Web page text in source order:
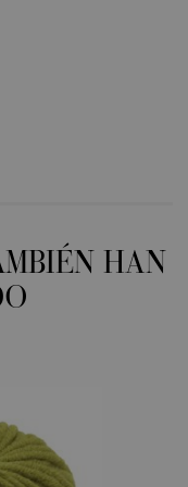
HAN